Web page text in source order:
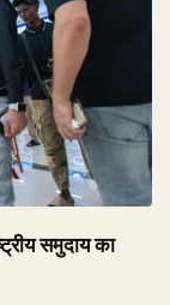
समुदाय का